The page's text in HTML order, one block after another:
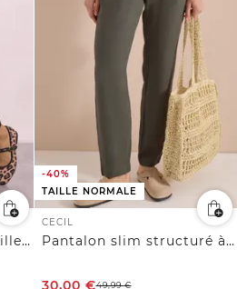
Pantalon wide-leg à taille haute
-40%
TAILLE NORMALE
CECIL
Pantalon slim structuré à coupe décontractée
30,00 €49,99€